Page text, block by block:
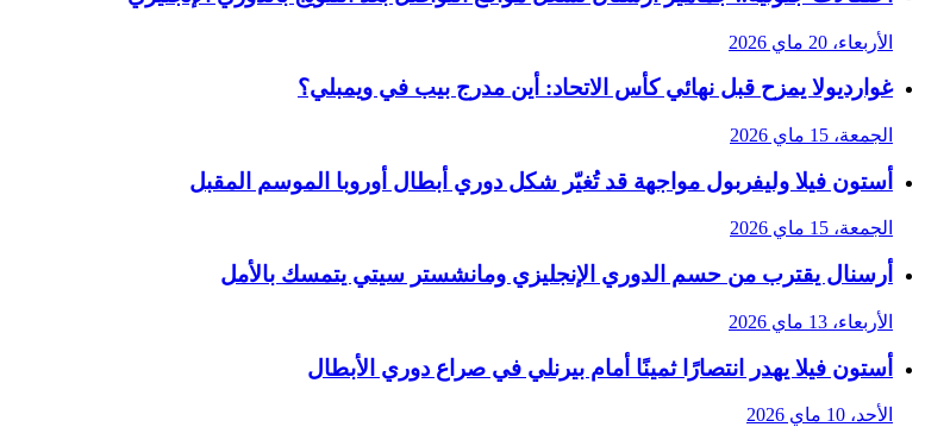
الأربعاء، 20 ماي 2026
غوارديولا يمزح قبل نهائي كأس الاتحاد: أين مدرج بيب في ويمبلي؟
الجمعة، 15 ماي 2026
أستون فيلا وليفربول مواجهة قد تُغيّر شكل دوري أبطال أوروبا الموسم المقبل
الجمعة، 15 ماي 2026
أرسنال يقترب من حسم الدوري الإنجليزي ومانشستر سيتي يتمسك بالأمل
الأربعاء، 13 ماي 2026
أستون فيلا يهدر انتصارًا ثمينًا أمام بيرنلي في صراع دوري الأبطال
الأحد، 10 ماي 2026